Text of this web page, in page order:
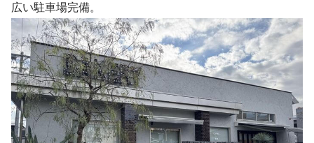
広い駐車場完備。